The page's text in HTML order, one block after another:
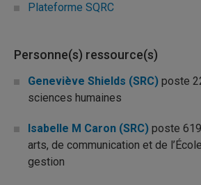
Plateforme SQRC
Personne(s) ressource(s)
Geneviève Shields (SRC) poste
sciences humaines
Isabelle M Caron (SRC) poste
arts, de communication et de
gestion